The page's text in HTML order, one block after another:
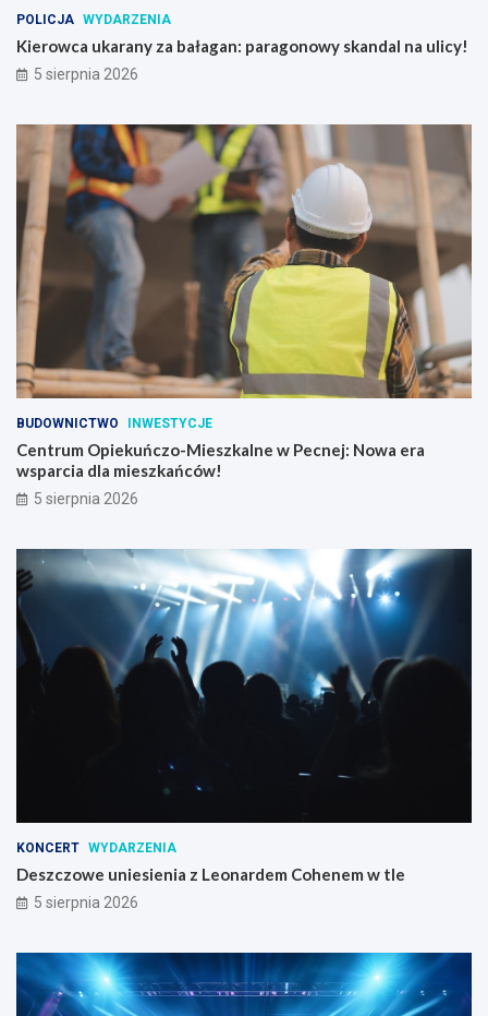
POLICJA WYDARZENIA
Kierowca ukarany za bałagan: paragonowy skandal na ulicy!
5 sierpnia 2026
BUDOWNICTWO INWESTYCJE
Centrum Opiekuńczo-Mieszkalne w Pecnej: Nowa era
wsparcia dla mieszkańców!
5 sierpnia 2026
KONCERT WYDARZENIA
Deszczowe uniesienia z Leonardem Cohenem w tle
5 sierpnia 2026